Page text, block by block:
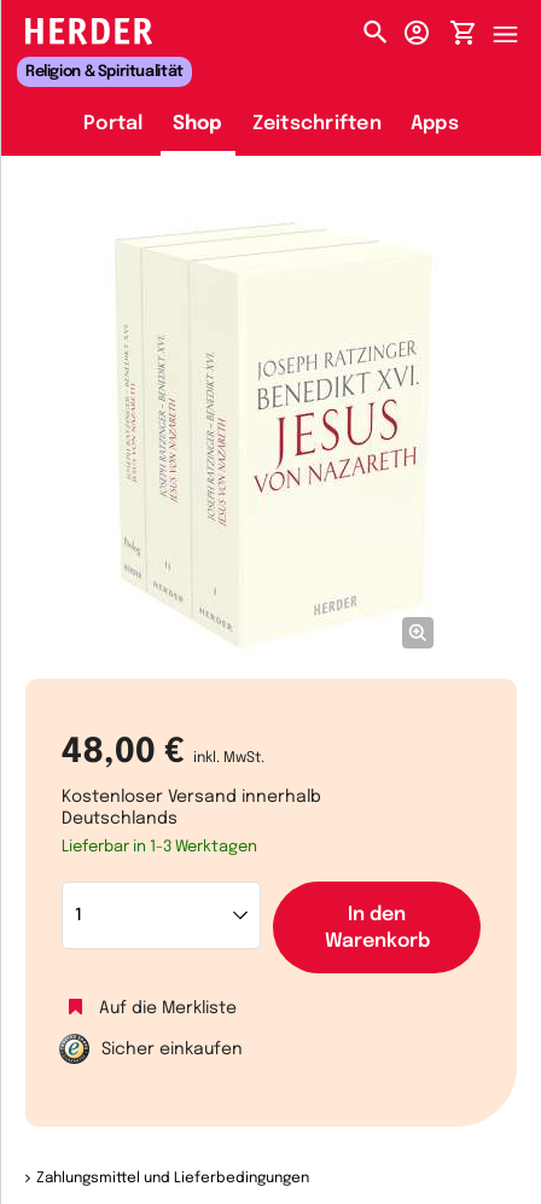
HERDER-MENÜ
Religion & Spiritualität
Portal Shop Zeitschriften Apps
48,00 € inkl. MwSt.
Kostenloser Versand innerhalb
Deutschlands
Lieferbar in 1-3 Werktagen
In den
Warenkorb
Auf die Merkliste
Sicher einkaufen
Zahlungsmittel und Lieferbedingungen